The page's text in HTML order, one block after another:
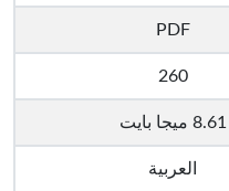
PDF
260
8.61 ميجا بايت
العربية